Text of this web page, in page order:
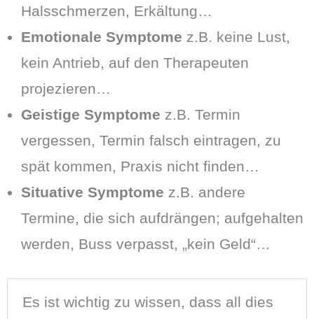
Halsschmerzen, Erkältung…
Emotionale Symptome z.B. keine Lust,
kein Antrieb, auf den Therapeuten
projezieren…
Geistige Symptome z.B. Termin
vergessen, Termin falsch eintragen, zu
spät kommen, Praxis nicht finden…
Situative Symptome z.B. andere
Termine, die sich aufdrängen; aufgehalten
werden, Buss verpasst, „kein Geld“…
Es ist wichtig zu wissen, dass all dies